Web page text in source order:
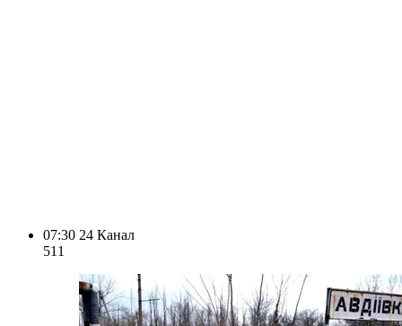
07:30 24 Канал
511